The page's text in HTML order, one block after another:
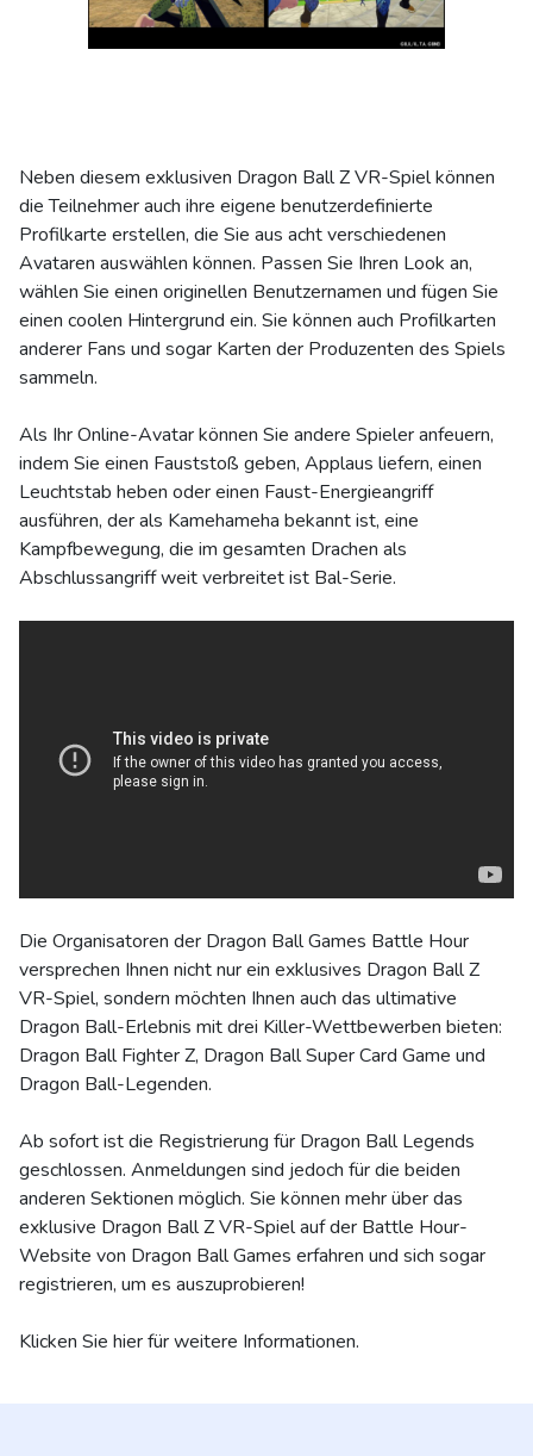
Neben diesem exklusiven Dragon Ball Z VR-Spiel können
die Teilnehmer auch ihre eigene benutzerdefinierte
Profilkarte erstellen, die Sie aus acht verschiedenen
Avataren auswählen können. Passen Sie Ihren Look an,
wählen Sie einen originellen Benutzernamen und fügen Sie
einen coolen Hintergrund ein. Sie können auch Profilkarten
anderer Fans und sogar Karten der Produzenten des Spiels
sammeln.
Als Ihr Online-Avatar können Sie andere Spieler anfeuern,
indem Sie einen Fauststoß geben, Applaus liefern, einen
Leuchtstab heben oder einen Faust-Energieangriff
ausführen, der als Kamehameha bekannt ist, eine
Kampfbewegung, die im gesamten Drachen als
Abschlussangriff weit verbreitet ist Bal-Serie.
Die Organisatoren der Dragon Ball Games Battle Hour
versprechen Ihnen nicht nur ein exklusives Dragon Ball Z
VR-Spiel, sondern möchten Ihnen auch das ultimative
Dragon Ball-Erlebnis mit drei Killer-Wettbewerben bieten:
Dragon Ball Fighter Z, Dragon Ball Super Card Game und
Dragon Ball-Legenden.
Ab sofort ist die Registrierung für Dragon Ball Legends
geschlossen. Anmeldungen sind jedoch für die beiden
anderen Sektionen möglich. Sie können mehr über das
exklusive Dragon Ball Z VR-Spiel auf der Battle Hour-
Website von Dragon Ball Games erfahren und sich sogar
registrieren, um es auszuprobieren!
Klicken Sie hier für weitere Informationen.